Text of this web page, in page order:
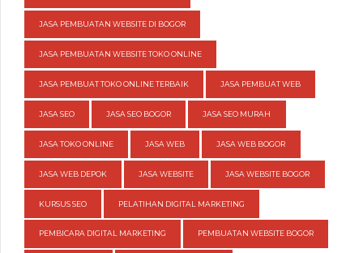
JASA PEMBUATAN WEBSITE DI BOGOR
JASA PEMBUATAN WEBSITE TOKO ONLINE
JASA PEMBUAT TOKO ONLINE TERBAIK JASA PEMBUAT WEB
JASA SEO JASA SEO BOGOR JASA SEO MURAH
JASA TOKO ONLINE JASA WEB JASA WEB BOGOR
JASA WEB DEPOK JASA WEBSITE JASA WEBSITE BOGOR
KURSUS SEO PELATIHAN DIGITAL MARKETING
PEMBICARA DIGITAL MARKETING PEMBUATAN WEBSITE BOGOR